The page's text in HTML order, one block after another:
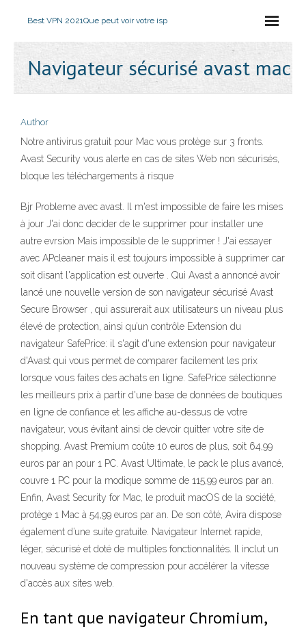
Best VPN 2021Que peut voir votre isp
Navigateur sécurisé avast mac
Author
Notre antivirus gratuit pour Mac vous protège sur 3 fronts.
Avast Security vous alerte en cas de sites Web non sécurisés,
bloque les téléchargements à risque
Bjr Probleme avec avast. Il m'est impossible de faire les mises
à jour J'ai donc decider de le supprimer pour installer une
autre evrsion Mais impossible de le supprimer ! J'ai essayer
avec APcleaner mais il est toujours impossible à supprimer car
soit disant l'application est ouverte . Qui Avast a annoncé avoir
lancé une nouvelle version de son navigateur sécurisé Avast
Secure Browser , qui assurerait aux utilisateurs un niveau plus
élevé de protection, ainsi qu’un contrôle Extension du
navigateur SafePrice: il s'agit d'une extension pour navigateur
d'Avast qui vous permet de comparer facilement les prix
lorsque vous faites des achats en ligne. SafePrice sélectionne
les meilleurs prix à partir d'une base de données de boutiques
en ligne de confiance et les affiche au-dessus de votre
navigateur, vous évitant ainsi de devoir quitter votre site de
shopping. Avast Premium coûte 10 euros de plus, soit 64,99
euros par an pour 1 PC. Avast Ultimate, le pack le plus avancé,
couvre 1 PC pour la modique somme de 115,99 euros par an.
Enfin, Avast Security for Mac, le produit macOS de la société,
protège 1 Mac à 54,99 euros par an. De son côté, Avira dispose
également d’une suite gratuite. Navigateur Internet rapide,
léger, sécurisé et doté de multiples fonctionnalités. Il inclut un
nouveau système de compression pour accélérer la vitesse
d'accès aux sites web.
En tant que navigateur Chromium,